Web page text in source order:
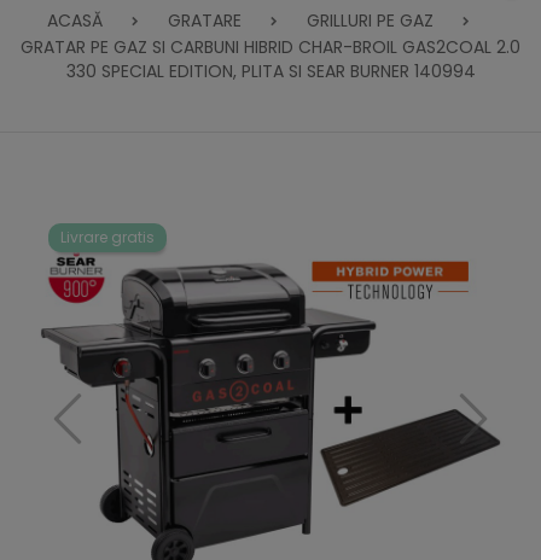
ACASĂ
GRATARE
GRILLURI PE GAZ
GRATAR PE GAZ SI CARBUNI HIBRID CHAR-BROIL GAS2COAL 2.0
330 SPECIAL EDITION, PLITA SI SEAR BURNER 140994
Livrare gratis